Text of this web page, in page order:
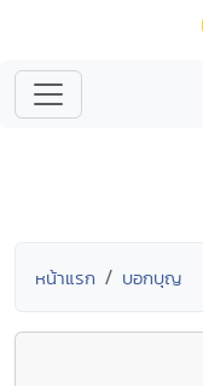
หน้าแรก บอกบุญ